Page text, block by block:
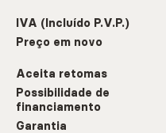
IVA (Incluído P.V.P.)
Preço em novo
Aceita retomas
Possibilidade de
financiamento
Garantia